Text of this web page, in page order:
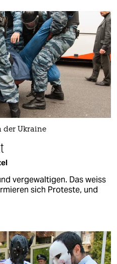
der Ukraine
vergewaltigen. Das weiss
sich Proteste, und